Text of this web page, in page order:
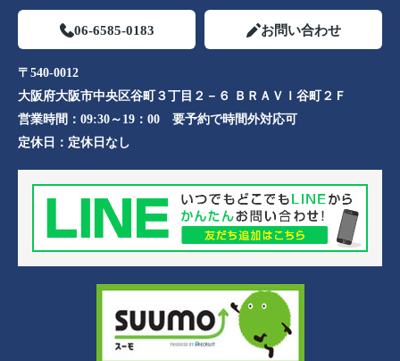
06-6585-0183 お問い合わせ
〒540-0012
大阪府大阪市中央区谷町３丁目２－６ ＢＲＡＶＩ谷町２Ｆ
営業時間： 09:30～19：00 要予約で時間外対応可
定休日： 定休日なし